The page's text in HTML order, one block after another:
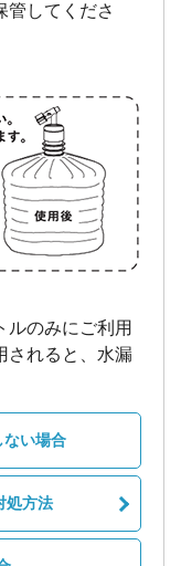
管してくださ
ルのみにご利用
されると、水漏
ない場合
処方法